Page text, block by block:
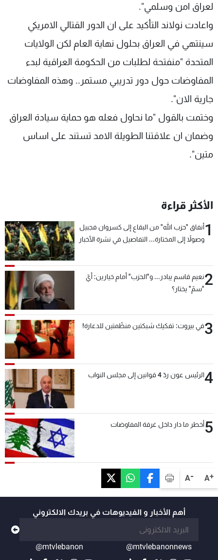
A+
A-
لعراق امن وسلمي".
واعادت نولاند التأكيد على ان الدور القتالي الامريكي
سينتهي في العراق بحلول نهاية العام لكن الولايات
المتحدة "منفتحة لطلبات من الحكومة العراقية لبدء
المفاوضات حول دور تدريبي مستمر.. وهذه المفاوضات
جارية الان".
وختمت بالقول "ما نحاول فعله هو حماية سيادة العراق
وضمان ان علاقتنا الطويلة الامد تستند على اساس
متين".
الأكثر قراءة
1أنفاق "حزب الله" من البقاع إلى كسروان فجبيل
وصولاً إلى المختارة... التفاصيل في نشرة الأخبار
2نعيم قاسم يبادر... و"الحزب" أمام خيارين: أيّ
"سمّ" يختار؟
3في بيروت: تفكيك شبكتين منظّمتين للدعارة!
4الرئيس عون ردّ 4 قوانين إلى مجلس النواب
5أخطر ما دار داخل غرفة المفاوضات
أهم الأخبار و الفيديوهات في بريدك الالكتروني
@mtvlebanonnews
@mtvlebanon